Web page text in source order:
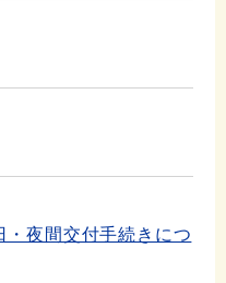
夜間交付手続きにつ